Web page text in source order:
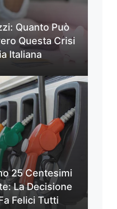
Quanto Può
Questa Crisi
Italiana
25 Centesimi
La Decisione
Felici Tutti